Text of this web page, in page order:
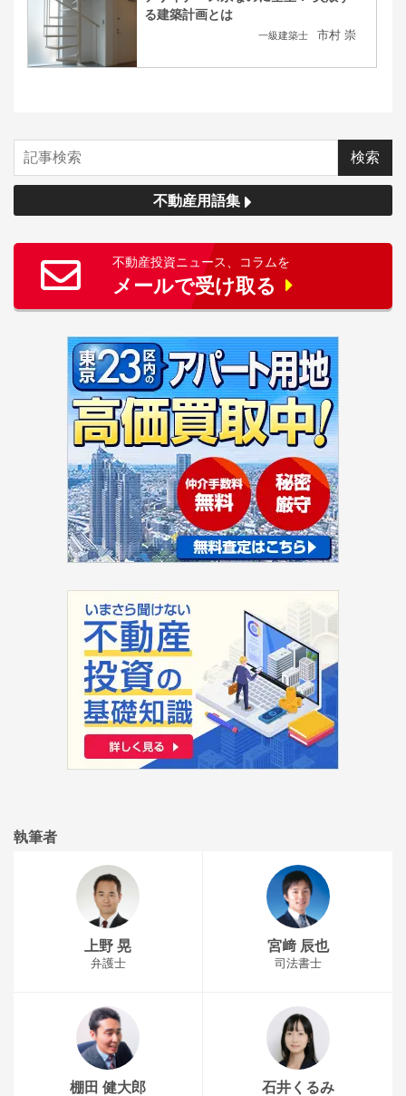
る建築計画とは
一級建築士 市村 崇
不動産用語集
不動産投資ニュース、コラムを
メールで受け取る
執筆者
上野 晃
弁護士
宮﨑 辰也
司法書士
棚田 健大郎 石井くるみ